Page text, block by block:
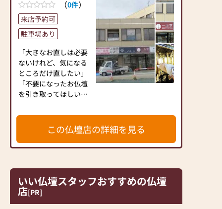
す。
特に念珠は県内でも屈
指の品揃えで、オリジ
ナルの注文制作にもお
応えします。
★入りやすい仏壇屋さ
んです★
『入りやすい仏壇屋』
してきました。
接客時にもできるだけ
分かりやすい説明を心
がけ、お客様の不安を
す。
★お仏壇は『日本人の
心のよりどころ』★
に寄り添う真の良きサ
ポーターを目指して努
力を続けております。
スタッフ一同、ご来店
す。
【駐車場 8台有】
【取扱品目】
檀、唐木仏檀、家具調
仏壇、仏像、瓔珞、本
牌
布巾、毛バタキ、布立
箱、仏扇、経本、経
机、座布団
（0件）
来店予約可
駐車場あり
「大きなお直しは必要
ないけれど、気になる
ところだけ直したい」
「不要になったお仏壇
を引き取ってほしい」
したらどんなふうに直
せるかアドバイスほし
「新しいお仏壇が欲し
きさも色々ありすぎ
て。
親身になって相談し
てくださる方はいない
この仏壇店の詳細を見る
いい仏壇スタッフおすすめの仏壇
店[PR]